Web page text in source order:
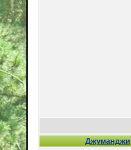
Джуманджи